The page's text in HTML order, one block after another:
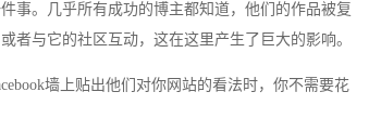
。几乎所有成功的博主都知道，他们的作品被复
者与它的社区互动，这在这里产生了巨大的影响。
墙上贴出他们对你网站的看法时，你不需要花